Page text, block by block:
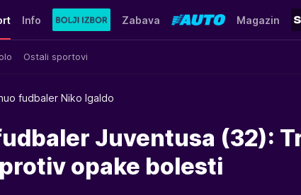
Ostali sportovi
Info Zabava Magazin
fudbaler Niko Igaldo
Juventusa (32):
opake bolesti